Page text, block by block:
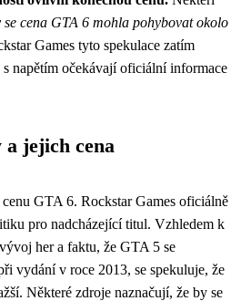
se cena GTA 6 mohla pohybovat okolo
Games tyto spekulace zatím
napětím očekávají oficiální informace
a jejich cena
GTA 6. Rockstar Games oficiálně
pro nadcházející titul. Vzhledem k
her a faktu, že GTA 5 se
vydání v roce 2013, se spekuluje, že
Některé zdroje naznačují, že by se